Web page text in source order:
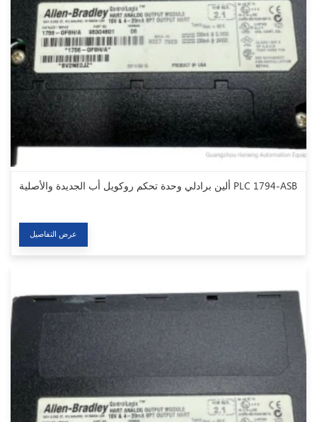
ألين برادلي وحدة تحكم روكويل أب الجديدة والأصلية PLC 1794-ASB
عرض التفاصيل